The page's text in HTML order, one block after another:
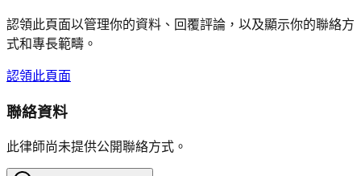
認領此頁面以管理你的資料、回覆評論，以及顯示你的聯絡方
式和專長範疇。
認領此頁面
聯絡資料
此律師尚未提供公開聯絡方式。